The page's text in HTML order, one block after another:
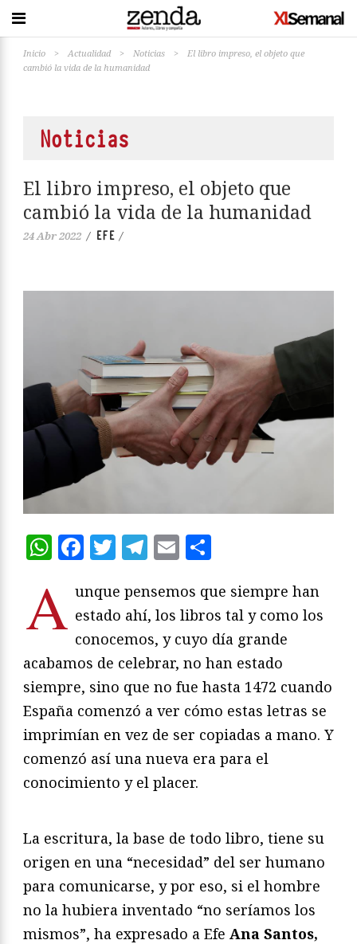
Inicio > Actualidad > Noticias >
El libro impreso, el objeto que
cambió la vida de la humanidad
Noticias
El libro impreso, el objeto que
cambió la vida de la humanidad
24 Abr 2022 / EFE /
WhatsApp
Facebook
Twitter
Telegram
Email
A unque pensemos que siempre han
estado ahí, los libros tal y como los
conocemos, y cuyo día grande
acabamos de celebrar, no han estado
siempre, sino que no fue hasta 1472 cuando
España comenzó a ver cómo estas letras se
imprimían en vez de ser copiadas a mano. Y
comenzó así una nueva era para el
conocimiento y el placer.
La escritura, la base de todo libro, tiene su
origen en una “necesidad” del ser humano
para comunicarse, y por eso, si el hombre
no la hubiera inventado “no seríamos los
mismos”, ha expresado a Efe Ana Santos,